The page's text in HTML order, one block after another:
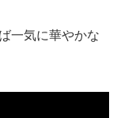
一気に華やかな